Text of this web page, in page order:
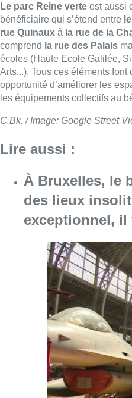
Le parc Reine verte est aussi
bénéficiaire qui s’étend entre
rue Quinaux à la rue de la
comprend la rue des Palais
écoles (Haute Ecole Galilée,
Arts,..). Tous ces éléments
opportunité d’améliorer les
les équipements collectifs au
C.Bk. / Image: Google Street
Lire aussi :
À Bruxelles, le
des lieux
exceptionnel, il